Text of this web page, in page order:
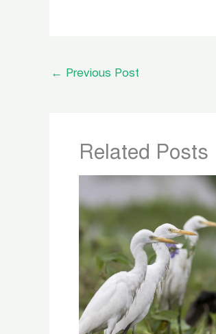
← Previous Post
Related Posts